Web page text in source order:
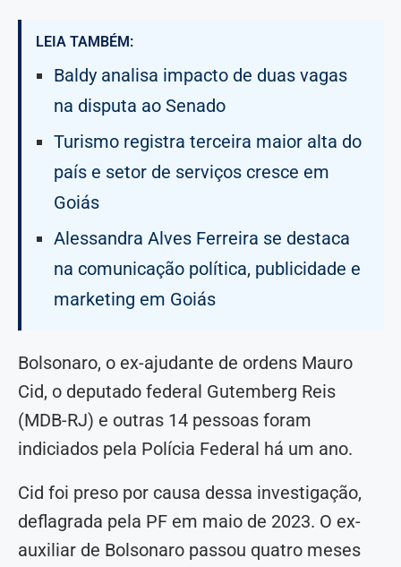
LEIA TAMBÉM:
Baldy analisa impacto de duas vagas
na disputa ao Senado
Turismo registra terceira maior alta do
país e setor de serviços cresce em
Goiás
Alessandra Alves Ferreira se destaca
na comunicação política, publicidade e
marketing em Goiás
Bolsonaro, o ex-ajudante de ordens Mauro
Cid, o deputado federal Gutemberg Reis
(MDB-RJ) e outras 14 pessoas foram
indiciados pela Polícia Federal há um ano.
Cid foi preso por causa dessa investigação,
deflagrada pela PF em maio de 2023. O ex-
auxiliar de Bolsonaro passou quatro meses